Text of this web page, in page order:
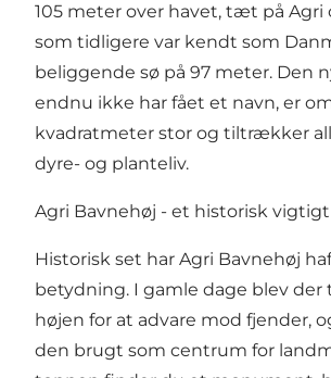
105 meter over havet, tæt på Agri
som tidligere var kendt som
beliggende sø på 97 meter. Den
endnu ikke har fået et navn, er
kvadratmeter stor og tiltrækker
dyre- og planteliv.
Agri Bavnehøj - et historisk
Historisk set har Agri Bavnehøj
betydning. I gamle dage blev
højen for at advare mod fjender,
den brugt som centrum for